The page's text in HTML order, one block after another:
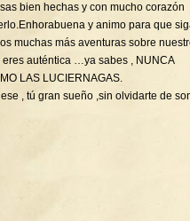
bien hechas y con mucho corazón
y animo para que
muchas más aventuras sobre
auténtica …ya sabes , NUNCA
LAS LUCIERNAGAS.
, tú gran sueño ,sin olvidarte de